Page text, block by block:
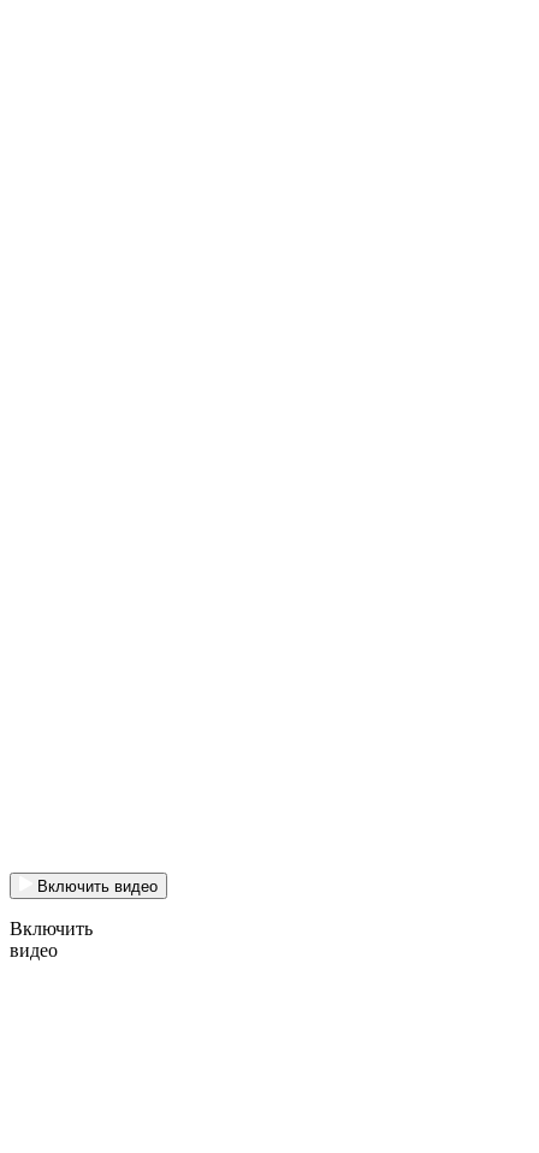
Включить видео
Включить
видео